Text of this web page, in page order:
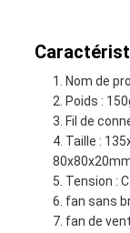
Nom de
Poids :
Fil de
Taille :
Tension :
fan sans
fan de